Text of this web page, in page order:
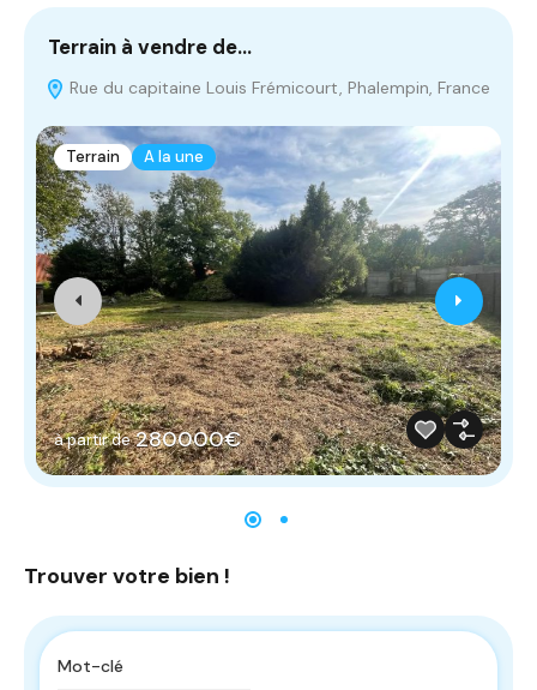
Terrain à vendre de…
Rue du capitaine Louis Frémicourt, Phalempin, France
Terrain A la une
à partir de 280000€
Trouver votre bien !